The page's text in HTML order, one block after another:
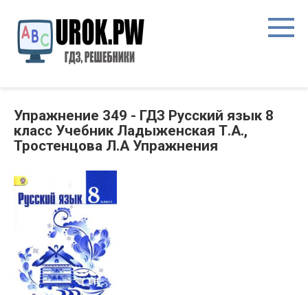
Упражнение 349 - ГДЗ Русский язык 8
класс Учебник Ладыженская Т.А.,
Тростенцова Л.А Упражнения